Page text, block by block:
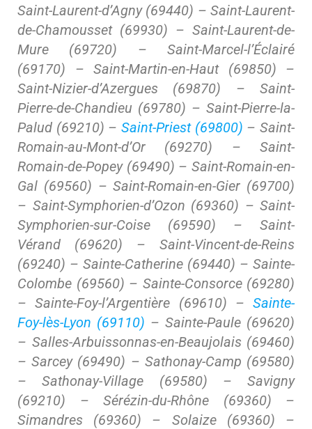
Saint-Laurent-d’Agny (69440) – Saint-Laurent-
de-Chamousset (69930) – Saint-Laurent-de-
Mure (69720) – Saint-Marcel-l’Éclairé
(69170) – Saint-Martin-en-Haut (69850) –
Saint-Nizier-d’Azergues (69870) – Saint-
Pierre-de-Chandieu (69780) – Saint-Pierre-la-
Palud (69210) – Saint-Priest (69800) – Saint-
Romain-au-Mont-d’Or (69270) – Saint-
Romain-de-Popey (69490) – Saint-Romain-en-
Gal (69560) – Saint-Romain-en-Gier (69700)
– Saint-Symphorien-d’Ozon (69360) – Saint-
Symphorien-sur-Coise (69590) – Saint-
Vérand (69620) – Saint-Vincent-de-Reins
(69240) – Sainte-Catherine (69440) – Sainte-
Colombe (69560) – Sainte-Consorce (69280)
– Sainte-Foy-l’Argentière (69610) – Sainte-
Foy-lès-Lyon (69110) – Sainte-Paule (69620)
– Salles-Arbuissonnas-en-Beaujolais (69460)
– Sarcey (69490) – Sathonay-Camp (69580)
– Sathonay-Village (69580) – Savigny
(69210) – Sérézin-du-Rhône (69360) –
Simandres (69360) – Solaize (69360) –